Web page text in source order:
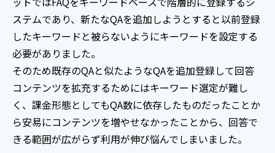
ステムであり、新たなQAを追加しようとすると以前登録
したキーワードと被らないようにキーワードを設定する
必要がありました。
そのため既存のQAと似たようなQAを追加登録して回答
コンテンツを拡充するためにはキーワード選定が難し
く、課金形態としてもQA数に依存したものだったことか
ら安易にコンテンツを増やせなかったことから、回答で
きる範囲が広がらず利用が伸び悩んでしまいました。